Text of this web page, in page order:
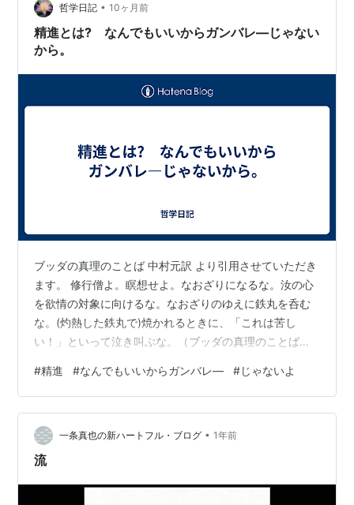
かなぁと思いながら「えいさ～習ってんの？」「保育園
でやってる」普通にしゃべった。 踊りながら、近くのお
そらくどこかの偉い人のスーツに足が当た…
哲学日記 • 10ヶ月前
精進とは? なんでもいいからガンバレ―じゃない
から。
ブッダの真理のことば 中村元訳 より引用させていただき
ます。 修行僧よ。瞑想せよ。なおざりになるな。汝の心
を欲情の対象に向けるな。なおざりのゆえに鉄丸を呑む
な。(灼熱した鉄丸で)焼かれるときに、「これは苦し
い！」といって泣き叫ぶな。（ブッダの真理のことば
が汚れを除くべし、──鍛冶工が銀の汚れを除くように。
（同239） ゴータマの弟子は、いつもよく覚醒してい
て、その心は昼も夜も瞑想を楽しんでいる。（同301）
ゴータマの弟子は、いつもよく覚醒していて、昼も夜も
常に身体(の真相)を念じている。（同299） ひとり坐
#精進 #なんでもいいからガンバレ― #じゃないよ
一条真也の新ハートフル・ブログ • 1年前
流